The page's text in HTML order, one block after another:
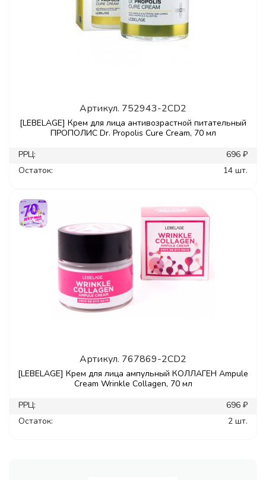
Артикул. 752943-2CD2
[LEBELAGE] Крем для лица антивозрастной питательный
ПРОПОЛИС Dr. Propolis Cure Cream, 70 мл
РРЦ:
696 ₽
Остаток:
14 шт.
Артикул. 767869-2CD2
[LEBELAGE] Крем для лица ампульный КОЛЛАГЕН Ampule
Cream Wrinkle Collagen, 70 мл
РРЦ:
696 ₽
Остаток:
2 шт.